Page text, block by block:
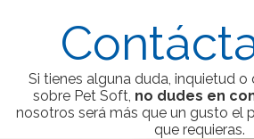
Si tienes alguna duda, inquietud o
sobre Pet Soft, no dudes en
nosotros será más que un gusto el
que requieras.